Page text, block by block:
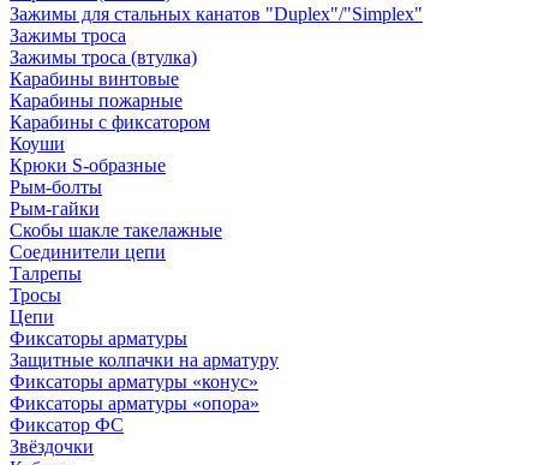
Зажимы для стальных канатов "Duplex"/"Simplex"
Зажимы троса
Зажимы троса (втулка)
Карабины винтовые
Карабины пожарные
Карабины с фиксатором
Коуши
Крюки S-образные
Рым-болты
Рым-гайки
Скобы шакле такелажные
Соединители цепи
Талрепы
Тросы
Цепи
Фиксаторы арматуры
Защитные колпачки на арматуру
Фиксаторы арматуры «конус»
Фиксаторы арматуры «опора»
Фиксатор ФС
Звёздочки